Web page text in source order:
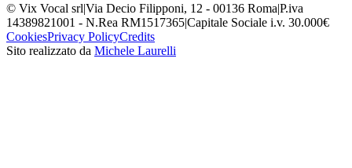
© Vix Vocal srl|Via Decio Filipponi, 12 - 00136 Roma|P.iva
14389821001 - N.Rea RM1517365|Capitale Sociale i.v. 30.000€
CookiesPrivacy PolicyCredits
Sito realizzato da Michele Laurelli